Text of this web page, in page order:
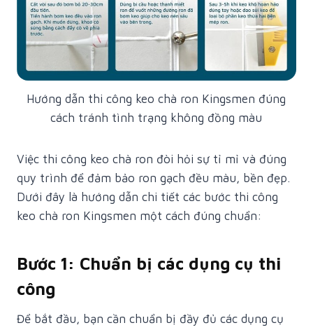
Hướng dẫn thi công keo chà ron Kingsmen đúng
cách tránh tình trạng không đồng màu
Việc thi công keo chà ron đòi hỏi sự tỉ mỉ và đúng
quy trình để đảm bảo ron gạch đều màu, bền đẹp.
Dưới đây là hướng dẫn chi tiết các bước thi công
keo chà ron Kingsmen một cách đúng chuẩn:
Bước 1: Chuẩn bị các dụng cụ thi
công
Để bắt đầu, bạn cần chuẩn bị đầy đủ các dụng cụ